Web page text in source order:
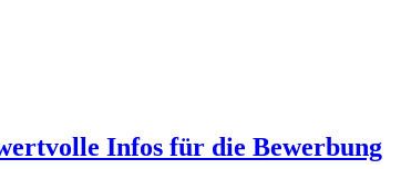
Infos für die Bewerbung